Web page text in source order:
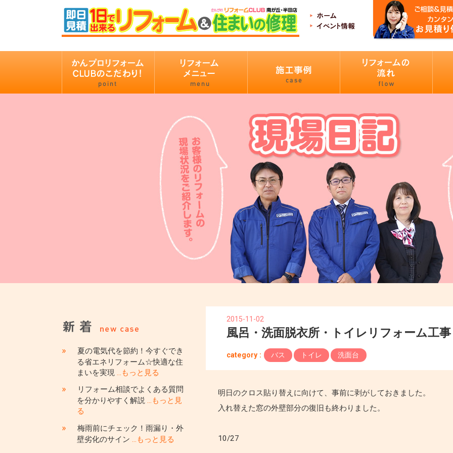
2015-11-02
風呂・洗面脱衣所・トイレリフォーム工
category : バス トイレ 洗面台
明日のクロス貼り替えに向けて、事前に剥がしておきました。
入れ替えた窓の外壁部分の復旧も終わりました。
10/27
»
夏の電気代を節約！今すぐでき
る省エネリフォーム☆快適な住
まいを実現…もっと見る
»
リフォーム相談でよくある質問
を分かりやすく解説…もっと見
る
»
梅雨前にチェック！雨漏り・外
壁劣化のサイン…もっと見る